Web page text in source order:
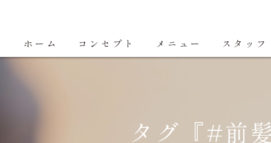
ホーム コンセプト メニュー スタッフ
タグ『#前